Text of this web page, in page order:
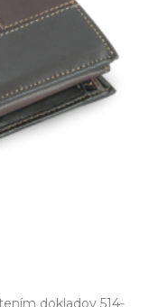
dokladov 514-